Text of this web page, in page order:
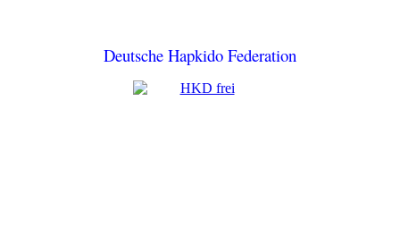
Deutsche Hapkido Federation